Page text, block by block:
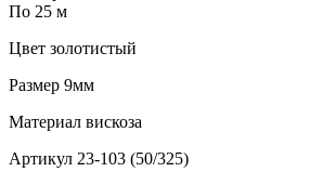
По 25 м
Цвет золотистый
Размер 9мм
Материал вискоза
Артикул 23-103 (50/325)